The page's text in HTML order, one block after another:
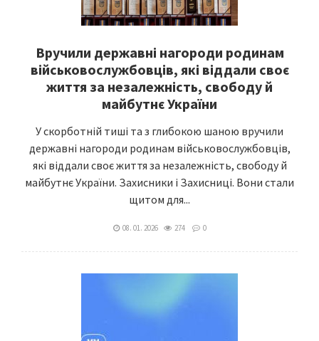
Вручили державні нагороди родинам
військовослужбовців, які віддали своє
життя за незалежність, свободу й
майбутнє України
У скорботній тиші та з глибокою шаною вручили
державні нагороди родинам військовослужбовців,
які віддали своє життя за незалежність, свободу й
майбутнє України. Захисники і Захисниці. Вони стали
щитом для...
08. 01. 2026 274 0